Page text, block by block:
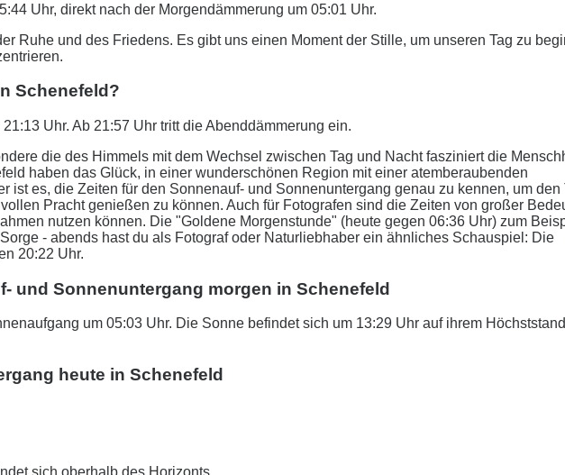
Uhr, direkt nach der Morgendämmerung um 05:01 Uhr.
Ruhe und des Friedens. Es gibt uns einen Moment der Stille, um unseren Tag zu
Schenefeld?
Uhr. Ab 21:57 Uhr tritt die Abenddämmerung ein.
die des Himmels mit dem Wechsel zwischen Tag und Nacht fasziniert die
haben das Glück, in einer wunderschönen Region mit einer atemberaubenden
ist es, die Zeiten für den Sonnenauf- und Sonnenuntergang genau zu kennen, um den
Pracht genießen zu können. Auch für Fotografen sind die Zeiten von großer
nutzen können. Die "Goldene Morgenstunde" (heute gegen 06:36 Uhr) zum
- abends hast du als Fotograf oder Naturliebhaber ein ähnliches Schauspiel: Die
20:22 Uhr.
und Sonnenuntergang morgen in Schenefeld
um 05:03 Uhr. Die Sonne befindet sich um 13:29 Uhr auf ihrem
heute in Schenefeld
sich oberhalb des Horizonts